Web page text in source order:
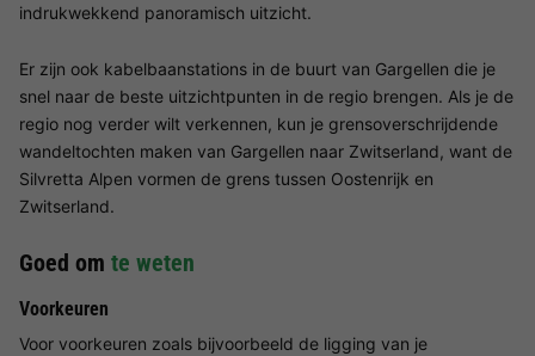
indrukwekkend panoramisch uitzicht.
Er zijn ook kabelbaanstations in de buurt van Gargellen die je
snel naar de beste uitzichtpunten in de regio brengen. Als je de
regio nog verder wilt verkennen, kun je grensoverschrijdende
wandeltochten maken van Gargellen naar Zwitserland, want de
Silvretta Alpen vormen de grens tussen Oostenrijk en
Zwitserland.
Goed om te weten
Voorkeuren
Voor voorkeuren zoals bijvoorbeeld de ligging van je